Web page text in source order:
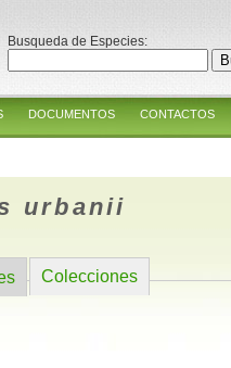
Busqueda de Especies:
DOCUMENTOS CONTACTOS
urbanii
Colecciones